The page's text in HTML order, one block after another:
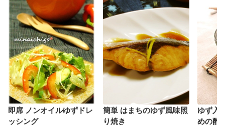
即席 ノンオイルゆずドレ
ッシング
簡単 はまちのゆず風味照
り焼き
ゆず入
めの酢